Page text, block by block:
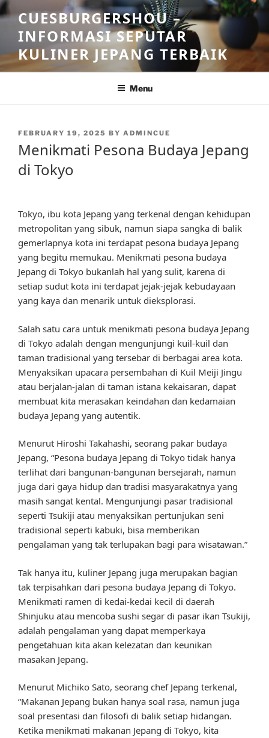
Skip
to
content
CUESBURGERSHOU –
INFORMASI SEPUTAR
KULINER JEPANG TERBAIK
Menu
POSTED
FEBRUARY 19, 2025 BY ADMINCUE
Menikmati Pesona Budaya Jepang
di Tokyo
Tokyo, ibu kota Jepang yang terkenal dengan kehidupan
metropolitan yang sibuk, namun siapa sangka di balik
gemerlapnya kota ini terdapat pesona budaya Jepang
yang begitu memukau. Menikmati pesona budaya
Jepang di Tokyo bukanlah hal yang sulit, karena di
setiap sudut kota ini terdapat jejak-jejak kebudayaan
yang kaya dan menarik untuk dieksplorasi.
Salah satu cara untuk menikmati pesona budaya Jepang
di Tokyo adalah dengan mengunjungi kuil-kuil dan
taman tradisional yang tersebar di berbagai area kota.
Menyaksikan upacara persembahan di Kuil Meiji Jingu
atau berjalan-jalan di taman istana kekaisaran, dapat
membuat kita merasakan keindahan dan kedamaian
budaya Jepang yang autentik.
Menurut Hiroshi Takahashi, seorang pakar budaya
Jepang, “Pesona budaya Jepang di Tokyo tidak hanya
terlihat dari bangunan-bangunan bersejarah, namun
juga dari gaya hidup dan tradisi masyarakatnya yang
masih sangat kental. Mengunjungi pasar tradisional
seperti Tsukiji atau menyaksikan pertunjukan seni
tradisional seperti kabuki, bisa memberikan
pengalaman yang tak terlupakan bagi para wisatawan.”
Tak hanya itu, kuliner Jepang juga merupakan bagian
tak terpisahkan dari pesona budaya Jepang di Tokyo.
Menikmati ramen di kedai-kedai kecil di daerah
Shinjuku atau mencoba sushi segar di pasar ikan Tsukiji,
adalah pengalaman yang dapat memperkaya
pengetahuan kita akan kelezatan dan keunikan
masakan Jepang.
Menurut Michiko Sato, seorang chef Jepang terkenal,
“Makanan Jepang bukan hanya soal rasa, namun juga
soal presentasi dan filosofi di balik setiap hidangan.
Ketika menikmati makanan Jepang di Tokyo, kita